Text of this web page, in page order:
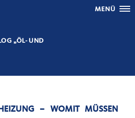
MENÜ
„ÖL- UND
– WOMIT MÜSSEN